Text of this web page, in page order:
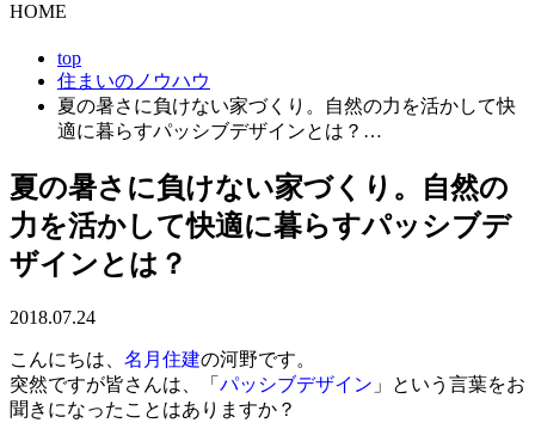
HOME
top
住まいのノウハウ
夏の暑さに負けない家づくり。自然の力を活かして快
適に暮らすパッシブデザインとは？…
夏の暑さに負けない家づくり。自然の
力を活かして快適に暮らすパッシブデ
ザインとは？
2018.07.24
こんにちは、 名月住建の河野です。
突然ですが皆さんは、「 パッシブデザイン 」という言葉をお
聞きになったことはありますか？